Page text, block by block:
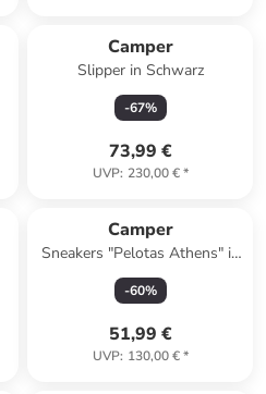
Camper
Slipper in Schwarz
-67%
73,99 €
UVP: 230,00 €*
Camper
Sneakers "Pelotas Athens" in
Rosa
-60%
51,99 €
UVP: 130,00 €*